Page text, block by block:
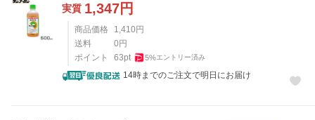
実質 1,347円
商品価格 1,410 円
送料
0 円
ポイント
63pt 5%エントリー済み
14時までのご注文で明日にお届け